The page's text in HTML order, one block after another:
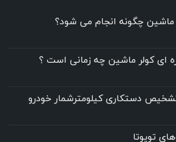
چگونه انجام می شود؟
ای کولر ماشین چه زمانی است ؟
دستکاری کیلومترشمار خودرو
تویوتا